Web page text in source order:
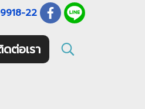
22
ต่อเรา